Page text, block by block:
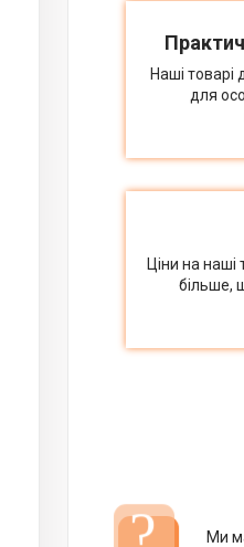
Наші товарі
для
Ціни на
більше,
Ми